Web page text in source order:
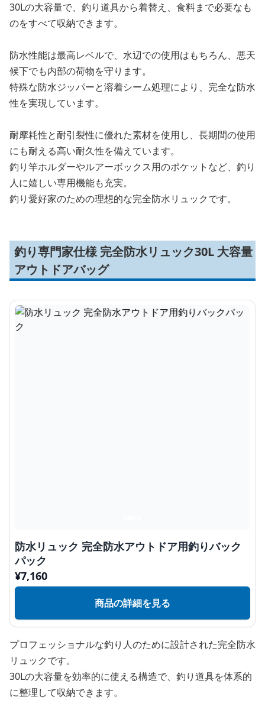
30Lの大容量で、釣り道具から着替え、食料まで必要なも
のをすべて収納できます。
防水性能は最高レベルで、水辺での使用はもちろん、悪天
候下でも内部の荷物を守ります。
特殊な防水ジッパーと溶着シーム処理により、完全な防水
性を実現しています。
耐摩耗性と耐引裂性に優れた素材を使用し、長期間の使用
にも耐える高い耐久性を備えています。
釣り竿ホルダーやルアーボックス用のポケットなど、釣り
人に嬉しい専用機能も充実。
釣り愛好家のための理想的な完全防水リュックです。
釣り専門家仕様 完全防水リュック30L 大容量
アウトドアバッグ
防水リュック 完全防水アウトドア用釣りバック
パック
¥7,160
商品の詳細を見る
プロフェッショナルな釣り人のために設計された完全防水
リュックです。
30Lの大容量を効率的に使える構造で、釣り道具を体系的
に整理して収納できます。